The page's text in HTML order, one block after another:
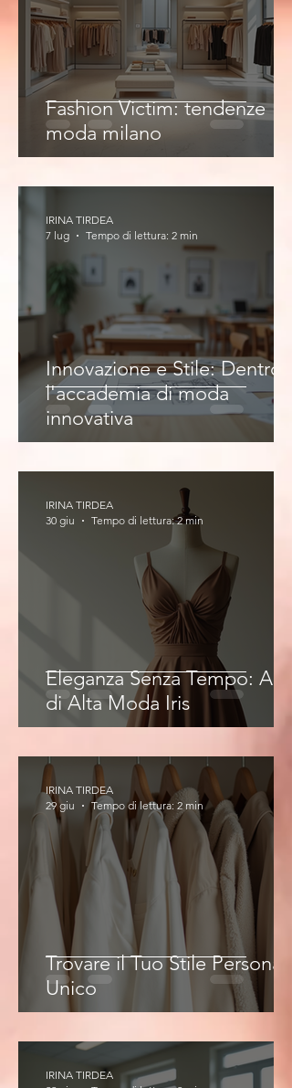
Fashion Victim: tendenze
moda milano
Innovazione e Stile: Dentro
l'accademia di moda
innovativa
IRINA TIRDEA
7 lug
Tempo di lettura: 2 min
Eleganza Senza Tempo: Abiti
di Alta Moda Iris
IRINA TIRDEA
30 giu
Tempo di lettura: 2 min
Trovare il Tuo Stile Personale
Unico
IRINA TIRDEA
29 giu
Tempo di lettura: 2 min
IRINA TIRDEA